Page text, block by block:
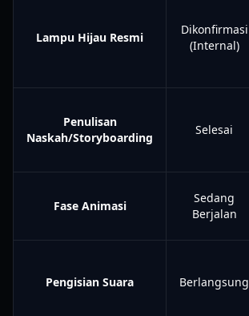
Lampu Hijau Resmi
Dikonfirmasi
(Internal)
Penulisan
Naskah/Storyboarding
Selesai
Fase Animasi
Sedang
Berjalan
Pengisian Suara Berlangsung